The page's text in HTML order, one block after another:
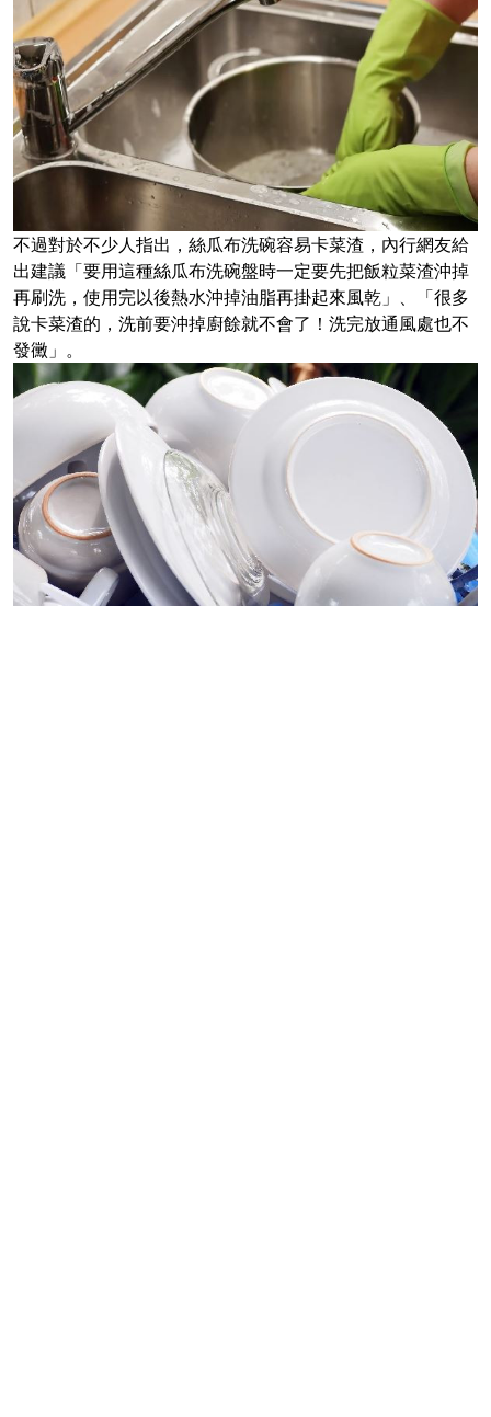
不過對於不少人指出，絲瓜布洗碗容易卡菜渣，內行網友給
出建議「要用這種絲瓜布洗碗盤時一定要先把飯粒菜渣沖掉
再刷洗，使用完以後熱水沖掉油脂再掛起來風乾」、「很多
說卡菜渣的，洗前要沖掉廚餘就不會了！洗完放通風處也不
發黴」。